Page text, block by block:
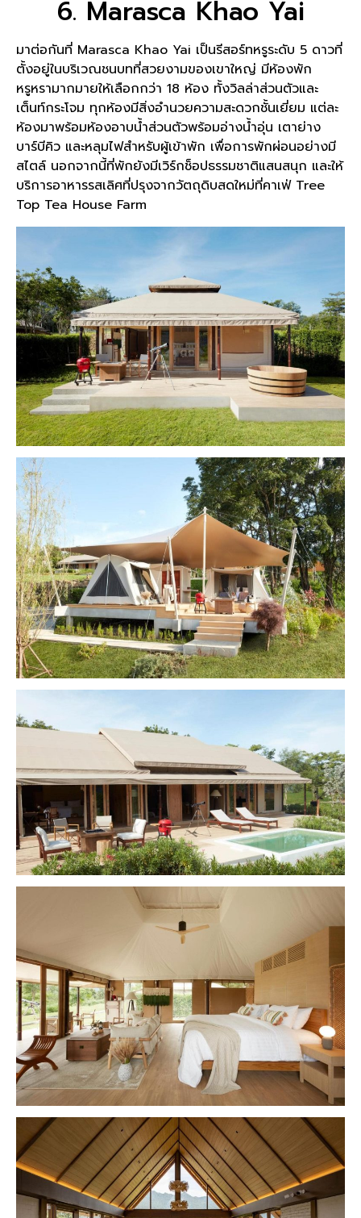
6. Marasca Khao Yai
มาต่อกันที่ Marasca Khao Yai เป็นรีสอร์ทหรูระดับ 5 ดาวที่
ตั้งอยู่ในบริเวณชนบทที่สวยงามของเขาใหญ่ มีห้องพัก
หรูหรามากมายให้เลือกกว่า 18 ห้อง ทั้งวิลล่าส่วนตัวและ
เต็นท์กระโจม ทุกห้องมีสิ่งอำนวยความสะดวกชั้นเยี่ยม แต่ละ
ห้องมาพร้อมห้องอาบน้ำส่วนตัวพร้อมอ่างน้ำอุ่น เตาย่าง
บาร์บีคิว และหลุมไฟสำหรับผู้เข้าพัก เพื่อการพักผ่อนอย่างมี
สไตล์ นอกจากนี้ที่พักยังมีเวิร์กช็อปธรรมชาติแสนสนุก และให้
บริการอาหารรสเลิศที่ปรุงจากวัตถุดิบสดใหม่ที่คาเฟ่ Tree
Top Tea House Farm